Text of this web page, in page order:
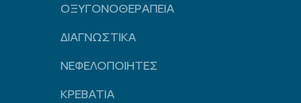
ΟΞΥΓΟΝΟΘΕΡΑΠΕΙΑ
ΔΙΑΓΝΩΣΤΙΚΑ
ΝΕΦΕΛΟΠΟΙΗΤΕΣ
ΚΡΕΒΑΤΙΑ